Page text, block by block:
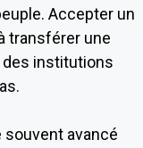
Accepter un
transférer une
des institutions
avancé